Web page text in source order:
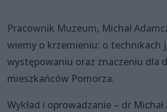
Pracownik Muzeum, Michał
wiemy o krzemieniu: o technikach
występowaniu oraz znaczeniu dla
mieszkańców Pomorza.
Wykład i oprowadzanie – dr